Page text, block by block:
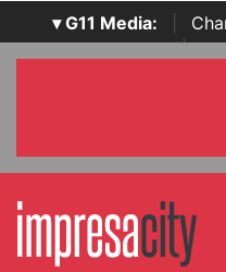
▾ G11 Media:
SecurityOpenLab |